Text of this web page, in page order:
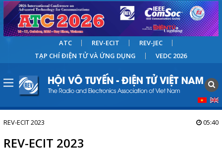
ATC REV-ECIT
REV-JEC
TẠP CHÍ ĐIỆN TỬ VÀ ỨNG DỤNG
VEDC 2026
REV-ECIT 2023 05:40
REV-ECIT 2023